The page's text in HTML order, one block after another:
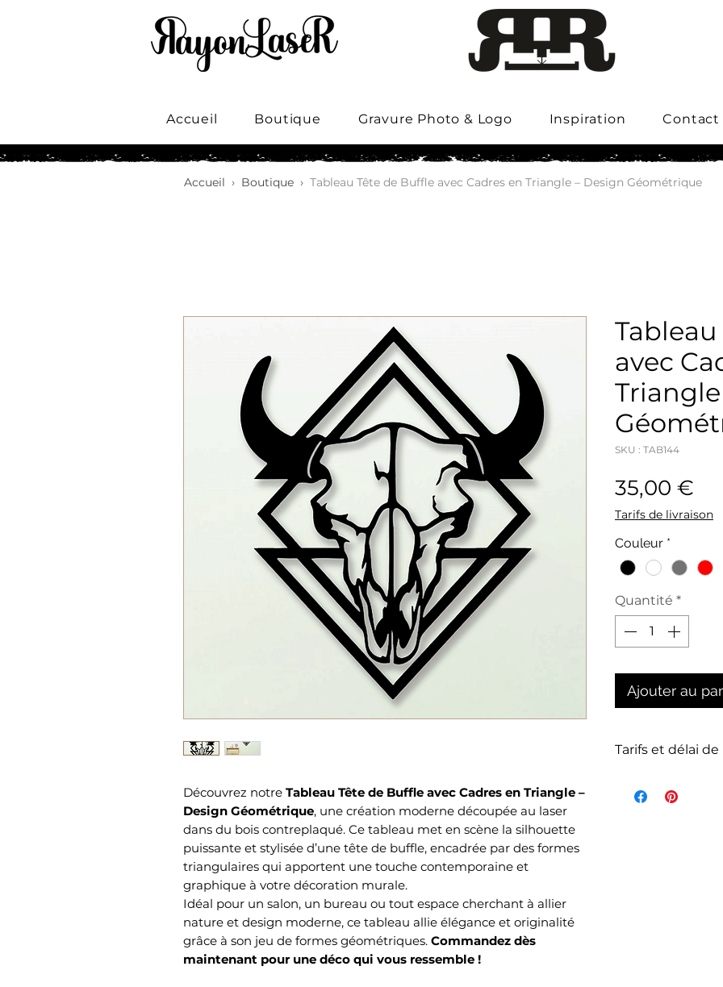
Accueil Boutique Gravure Photo & Logo Inspiration Contact
Accueil › Boutique › Tableau Tête de Buffle avec Cadres en Triangle – Design Géométrique
Découvrez notre Tableau Tête de Buffle avec Cadres en Triangle –
Design Géométrique, une création moderne découpée au laser
dans du bois contreplaqué. Ce tableau met en scène la silhouette
puissante et stylisée d’une tête de buffle, encadrée par des formes
triangulaires qui apportent une touche contemporaine et
graphique à votre décoration murale.
Idéal pour un salon, un bureau ou tout espace cherchant à allier
nature et design moderne, ce tableau allie élégance et originalité
grâce à son jeu de formes géométriques. Commandez dès
maintenant pour une déco qui vous ressemble !
avec
SKU : TAB144
35,00 €
Tarifs de livraison
Couleur *
Quantité *
Ajouter au
Tarifs et délai de
de l'article et